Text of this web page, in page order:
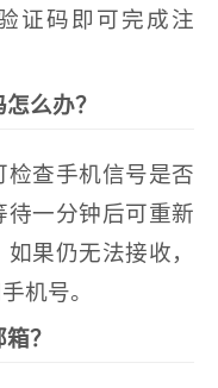
证码即可完成注
么办？
查手机信号是否
一分钟后可重新
果仍无法接收，
机号。
？